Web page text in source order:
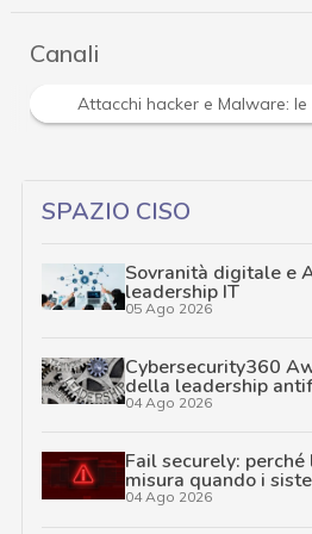
Canali
Attacchi hacker e Malware:
SPAZIO CISO
Sovranità digitale e
leadership IT
05 Ago 2026
Cybersecurity360
della leadership
04 Ago 2026
Fail securely: perché
misura quando i
04 Ago 2026